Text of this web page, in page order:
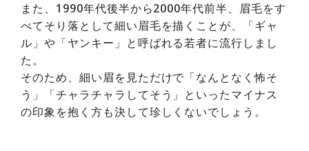
また、1990年代後半から2000年代前半、眉毛をす
べてそり落として細い眉毛を描くことが、「ギャ
ル」や「ヤンキー」と呼ばれる若者に流行しまし
た。
そのため、細い眉を見ただけで「なんとなく怖そ
う」「チャラチャラしてそう」といったマイナス
の印象を抱く方も決して珍しくないでしょう。